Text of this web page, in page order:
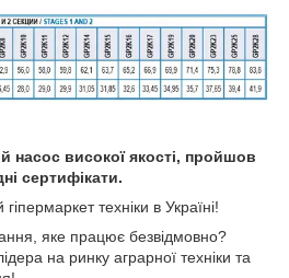
насос високої якості, пройшов
сертифікати.
техніки в Україні!
яке працює безвідмовно?
на ринку аграрної техніки та